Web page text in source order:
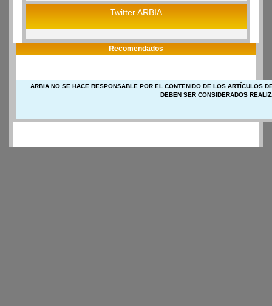
Twitter ARBIA
Recomendados
ARBIA NO SE HACE RESPONSABLE POR EL CONTENIDO DE LOS ARTÍCULOS
DEBEN SER CONSIDERADOS